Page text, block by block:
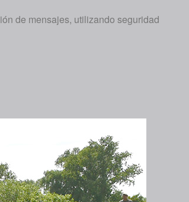
de mensajes, utilizando seguridad